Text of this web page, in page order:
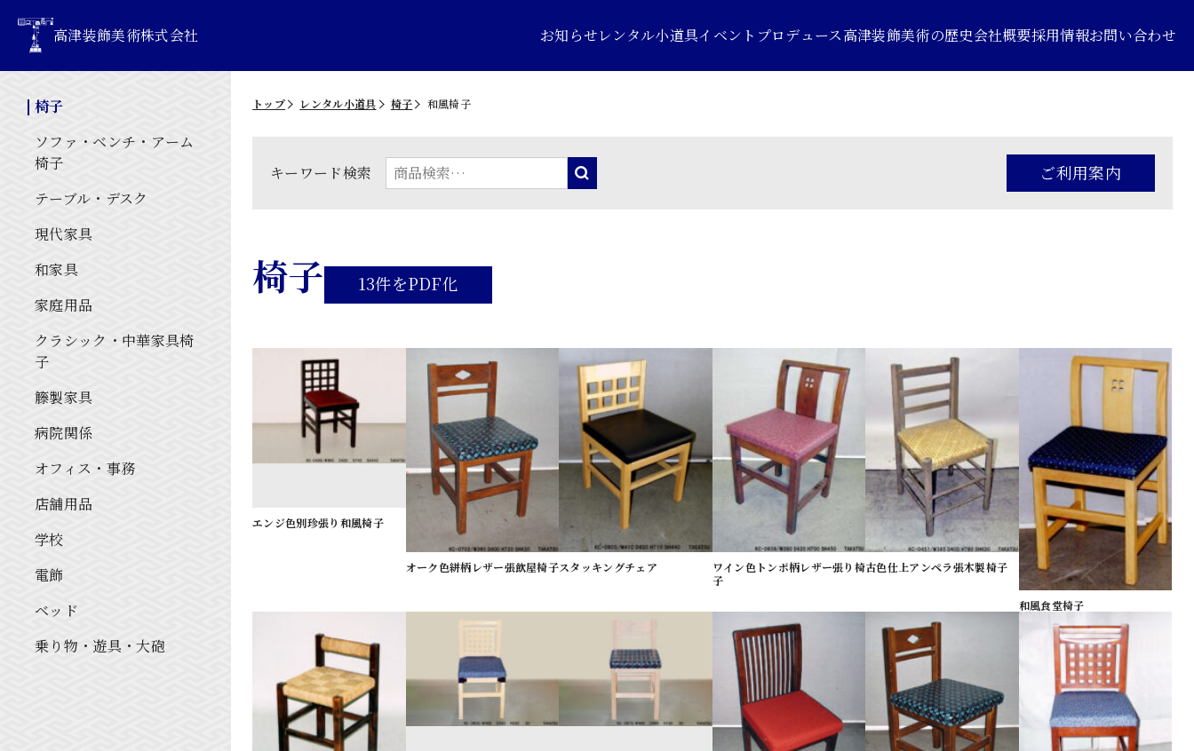
高津装飾美術株式会社 お知らせレンタル小道具イベントプロデュース高津装飾美術の歴史会社概要採用情報お問い合わせ
椅子
ソファ・ベンチ・アーム
椅子
テーブル・デスク
現代家具
和家具
家庭用品
クラシック・中華家具椅
子
籐製家具
病院関係
オフィス・事務
店舗用品
学校
電飾
ベッド
乗り物・遊具・大砲
トップ レンタル小道具 椅子 和風椅子
キーワード検索 ご利用案内
椅子 13件をPDF化
エンジ色別珍張り和風椅子
オーク色絣柄レザー張飲屋椅子スタッキングチェア
ワイン色トンボ柄レザー張り椅
子
古色仕上アンペラ張木製椅子
和風食堂椅子